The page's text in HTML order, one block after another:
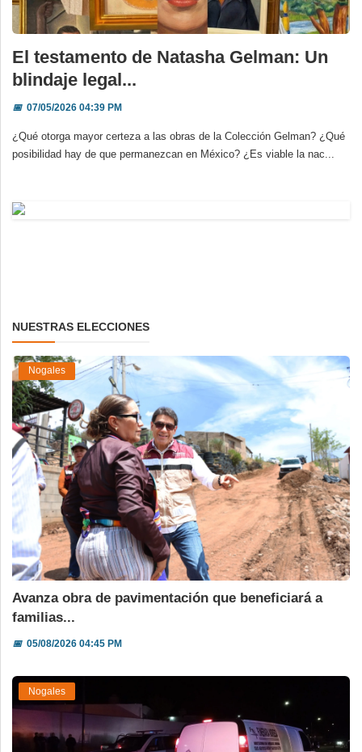
El testamento de Natasha Gelman: Un
blindaje legal...
📅07/05/2026 04:39 PM
¿Qué otorga mayor certeza a las obras de la Colección Gelman? ¿Qué
posibilidad hay de que permanezcan en México? ¿Es viable la nac...
NUESTRAS ELECCIONES
Nogales
Avanza obra de pavimentación que beneficiará a
familias...
📅05/08/2026 04:45 PM
Nogales